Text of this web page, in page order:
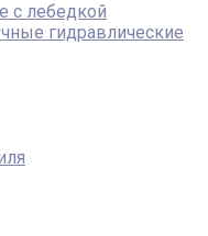
с лебедкой
гидравлические